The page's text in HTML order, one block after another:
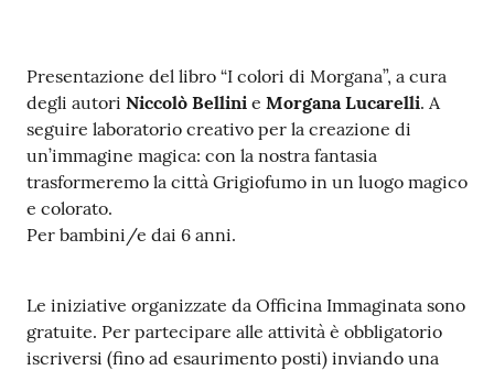
Casa
Piani
Archivio
storico
Presentazione del libro “I colori di Morgana”, a cura
degli autori Niccolò Bellini e Morgana Lucarelli. A
seguire laboratorio creativo per la creazione di
un’immagine magica: con la nostra fantasia
trasformeremo la città Grigiofumo in un luogo magico
e colorato.
Per bambini/e dai 6 anni.
Le iniziative organizzate da Officina Immaginata sono
gratuite. Per partecipare alle attività è obbligatorio
iscriversi (fino ad esaurimento posti) inviando una